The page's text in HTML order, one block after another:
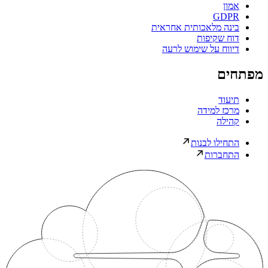
אמון
GDPR
בינה מלאכותית אחראית
דוח שקיפות
דיווח על שימוש לרעה
מפתחים
תיעוד
מרכז למידה
קהילה
התחילו לבנות
התחברות